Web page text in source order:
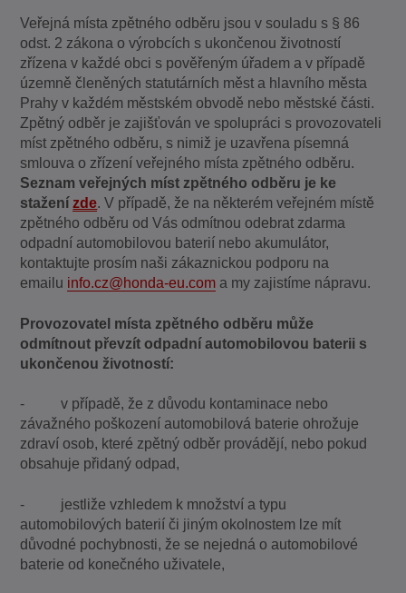
Veřejná místa zpětného odběru jsou v souladu s § 86
odst. 2 zákona o výrobcích s ukončenou životností
zřízena v každé obci s pověřeným úřadem a v případě
územně členěných statutárních měst a hlavního města
Prahy v každém městském obvodě nebo městské části.
Zpětný odběr je zajišťován ve spolupráci s provozovateli
míst zpětného odběru, s nimiž je uzavřena písemná
smlouva o zřízení veřejného místa zpětného odběru.
Seznam veřejných míst zpětného odběru je ke
stažení zde. V případě, že na některém veřejném místě
zpětného odběru od Vás odmítnou odebrat zdarma
odpadní automobilovou baterií nebo akumulátor,
kontaktujte prosím naši zákaznickou podporu na
emailu info.cz@honda-eu.com a my zajistíme nápravu.
Provozovatel místa zpětného odběru může
odmítnout převzít odpadní automobilovou baterii s
ukončenou životností:
- v případě, že z důvodu kontaminace nebo
závažného poškození automobilová baterie ohrožuje
zdraví osob, které zpětný odběr provádějí, nebo pokud
obsahuje přidaný odpad,
- jestliže vzhledem k množství a typu
automobilových baterií či jiným okolnostem lze mít
důvodné pochybnosti, že se nejedná o automobilové
baterie od konečného uživatele,